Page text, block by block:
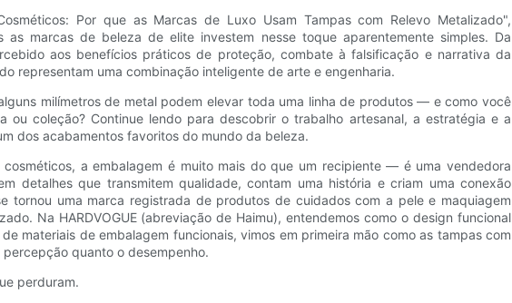
Por que as Marcas de Luxo Usam Tampas com Relevo Metalizado",
as marcas de beleza de elite investem nesse toque aparentemente simples. Da
aos benefícios práticos de proteção, combate à falsificação e narrativa da
representam uma combinação inteligente de arte e engenharia.
milímetros de metal podem elevar toda uma linha de produtos — e como você
ou coleção? Continue lendo para descobrir o trabalho artesanal, a estratégia e a
dos acabamentos favoritos do mundo da beleza.
a embalagem é muito mais do que um recipiente — é uma vendedora
detalhes que transmitem qualidade, contam uma história e criam uma conexão
tornou uma marca registrada de produtos de cuidados com a pele e maquiagem
Na HARDVOGUE (abreviação de Haimu), entendemos como o design funcional
materiais de embalagem funcionais, vimos em primeira mão como as tampas com
quanto o desempenho.
perduram.